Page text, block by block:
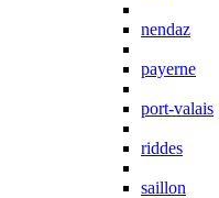
nendaz
payerne
port-valais
riddes
saillon